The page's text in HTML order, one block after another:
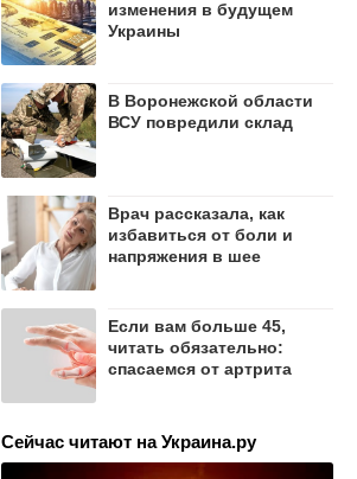
изменения в будущем
Украины
В Воронежской области
ВСУ повредили склад
Врач рассказала, как
избавиться от боли и
напряжения в шее
Если вам больше 45,
читать обязательно:
спасаемся от артрита
Сейчас читают на Украина.ру